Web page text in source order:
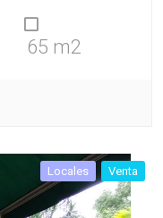
65 m2
Locales Venta